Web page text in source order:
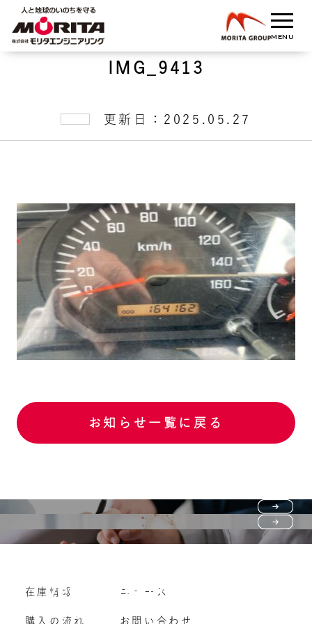
IMG_9413
更新日：2025.05.27
お知らせ一覧に戻る
購入の流れ
よくいただくご質問
Vehicle purchase
車両買い取り
在庫情報
購入の流れ
ニュース
お問い合わせ